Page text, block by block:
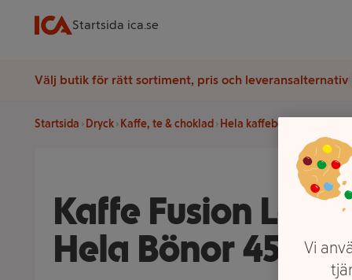
Startsida ica.se
Välj butik för rätt sortiment, pris och leveransalternativ
Startsida Dryck Kaffe, te & choklad Hela kaffebönor
Kaffe Fusion Laos
Hela Bönor 450g
Vi